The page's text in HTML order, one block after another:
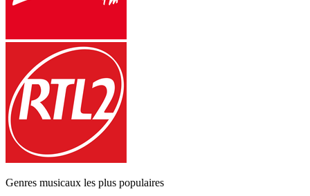
Genres musicaux les plus populaires